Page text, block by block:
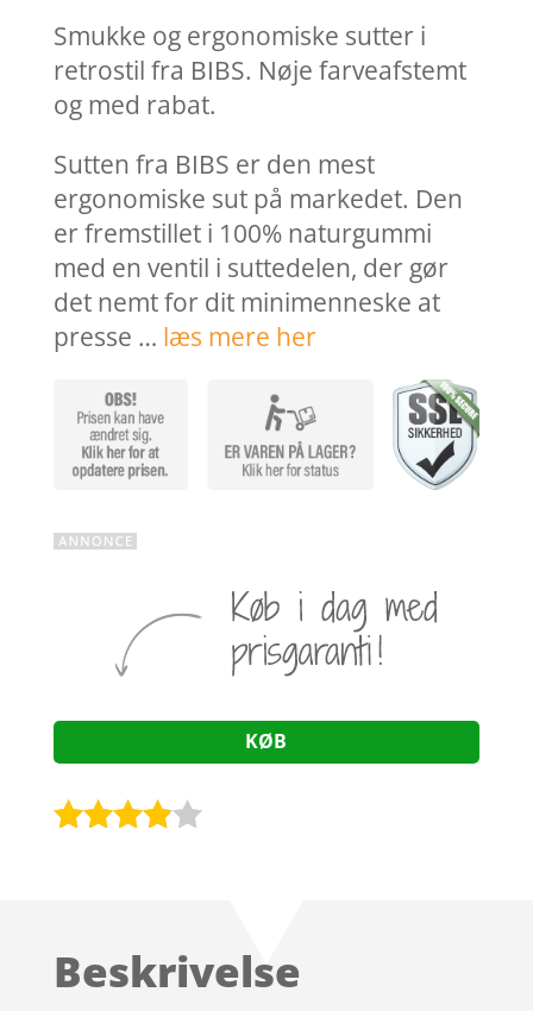
Smukke og ergonomiske sutter i
retrostil fra BIBS. Nøje farveafstemt
og med rabat.
Sutten fra BIBS er den mest
ergonomiske sut på markedet. Den
er fremstillet i 100% naturgummi
med en ventil i suttedelen, der gør
det nemt for dit minimenneske at
presse … læs mere her
KØB
på
Beskrivelse